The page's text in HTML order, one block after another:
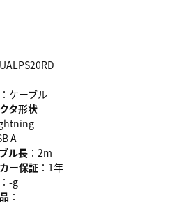
：ケーブル
タ形状
A
ル長 ：2m
ー保証 ：1年
：-g
：